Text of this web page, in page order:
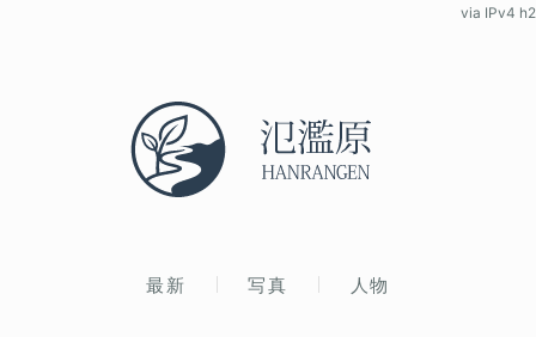
最新 写真 人物
via IPv4 h2